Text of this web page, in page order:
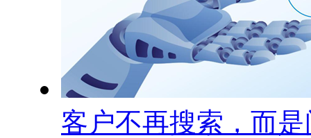
客户不再搜索，而